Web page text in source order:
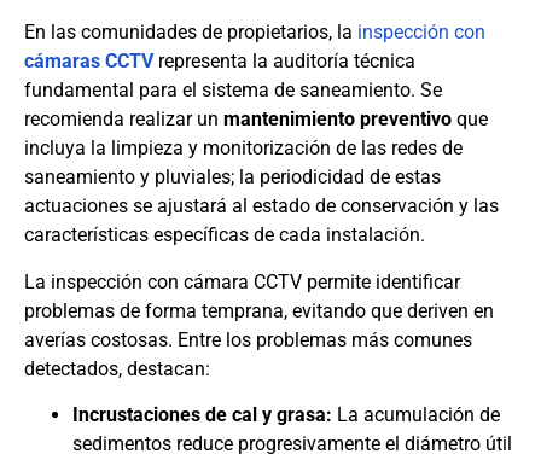
En las comunidades de propietarios, la inspección con
cámaras CCTVrepresenta la auditoría técnica
fundamental para el sistema de saneamiento. Se
recomienda realizar un mantenimiento preventivo que
incluya la limpieza y monitorización de las redes de
saneamiento y pluviales; la periodicidad de estas
actuaciones se ajustará al estado de conservación y las
características específicas de cada instalación.
La inspección con cámara CCTV permite identificar
problemas de forma temprana, evitando que deriven en
averías costosas. Entre los problemas más comunes
detectados, destacan:
Incrustaciones de cal y grasa: La acumulación de
sedimentos reduce progresivamente el diámetro útil